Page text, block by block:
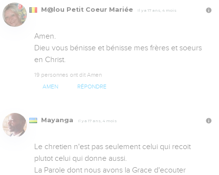
M@lou Petit Coeur Mariée Il y a 17 ans, 4 mois
Amen.
Dieu vous bénisse et bénisse mes frères et soeurs
en Christ.
19 personnes ont dit Amen
AMEN RÉPONDRE
Mayanga Il y a 17 ans, 4 mois
Le chretien n'est pas seulement celui qui recoit
plutot celui qui donne aussi.
La Parole dont nous avons la Grace d'ecouter